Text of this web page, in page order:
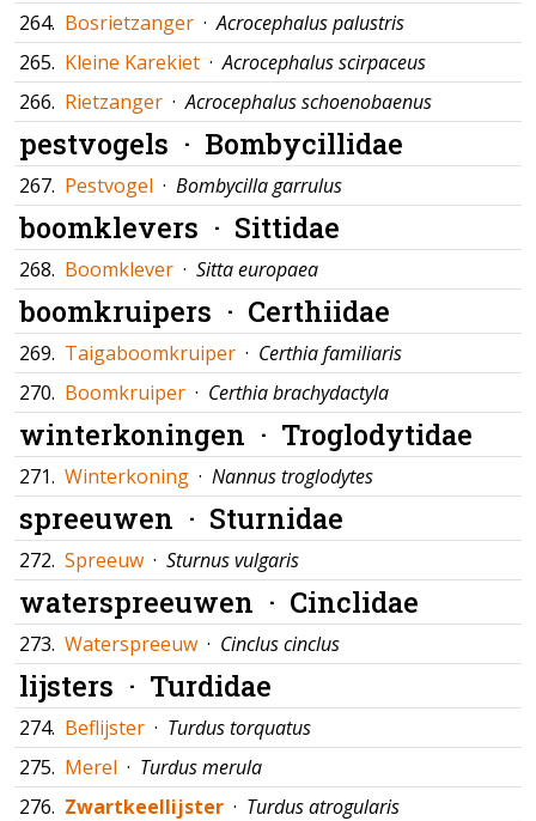
264. Bosrietzanger ·Acrocephalus palustris
265. Kleine Karekiet ·Acrocephalus scirpaceus
266. Rietzanger ·Acrocephalus schoenobaenus
pestvogels · Bombycillidae
267. Pestvogel · Bombycilla garrulus
boomklevers · Sittidae
268. Boomklever · Sitta europaea
boomkruipers · Certhiidae
269. Taigaboomkruiper · Certhia familiaris
270. Boomkruiper · Certhia brachydactyla
winterkoningen · Troglodytidae
271. Winterkoning · Nannus troglodytes
spreeuwen · Sturnidae
272. Spreeuw · Sturnus vulgaris
waterspreeuwen · Cinclidae
273. Waterspreeuw · Cinclus cinclus
lijsters · Turdidae
274. Beflijster · Turdus torquatus
275. Merel · Turdus merula
276. Zwartkeellijster · Turdus atrogularis